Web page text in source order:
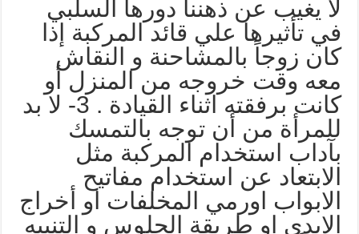
يغيب عن ذهننا دورها السلبي
تأثيرها علي قائد المركبة إذا
زوجاً بالمشاحنة و النقاش
وقت خروجه من المنزل أو
كانت برفقته اثناء القيادة . 3- لا بد
من أن توجه بالتمسك
استخدام المركبة مثل
عن استخدام مفاتيح
اورمي المخلفات او أخراج
او طريقة الجلوس و التنبيه